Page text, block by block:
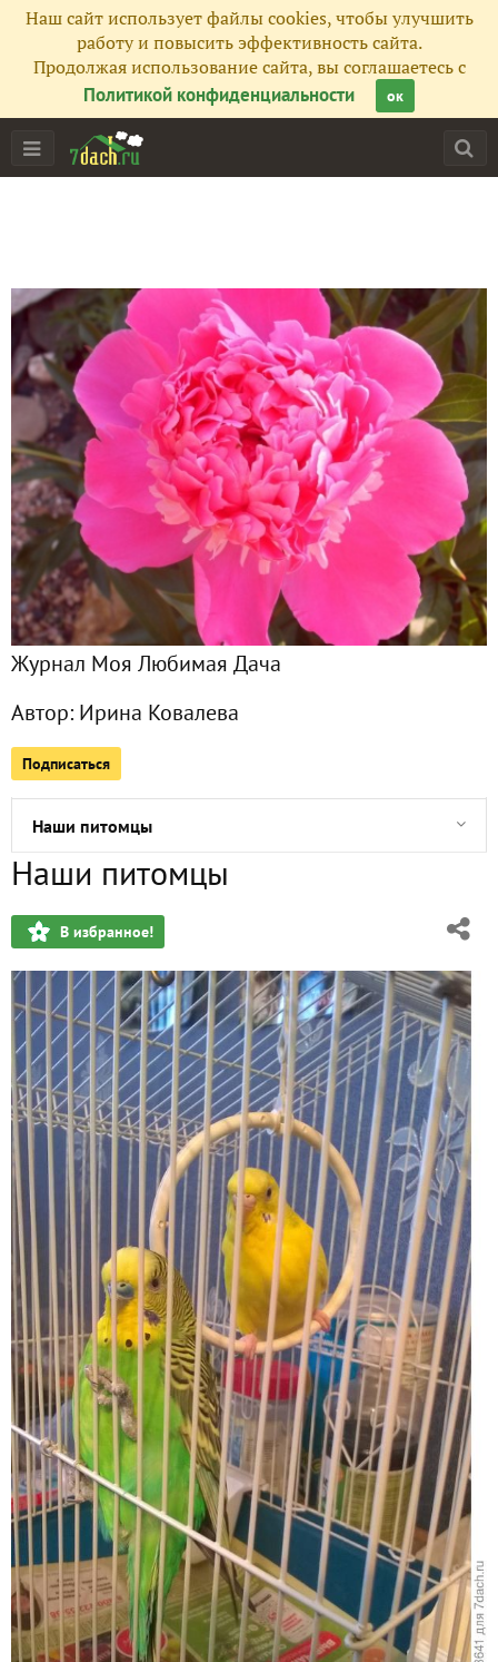
Наш сайт использует файлы cookies, чтобы улучшить
работу и повысить эффективность сайта.
Продолжая использование сайта, вы соглашаетесь с
Политикой конфиденциальности
ок
Журнал Моя Любимая Дача
Автор: Ирина Ковалева
Подписаться
Главная
Все публикации 8
Фото
Сейчас обсуждают
Наши питомцы
Гладиолусы на моей даче
Наш котик Барсик
Отдыхаем на нашей даче
Крокус мой, сорт Пиквик
Мои любимые крокусы. Сорта Жанна д'Арк, Пиквик,
Мои крокусы Флавер Рэкорд
Мои цветы на даче
Наши питомцы
В избранное!